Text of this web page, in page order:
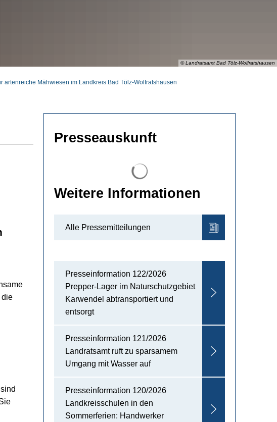
© Landratsamt Bad Tölz-Wolfratshausen
artenreiche Mähwiesen im Landkreis Bad Tölz-Wolfratshausen
die
Presseauskunft
Weitere Informationen
Alle Pressemitteilungen
Presseinformation 122/2026
Prepper-Lager im Naturschutzgebiet
Karwendel abtransportiert und
entsorgt
Presseinformation 121/2026
Landratsamt ruft zu sparsamem
Umgang mit Wasser auf
Presseinformation 120/2026
Landkreisschulen in den
Sommerferien: Handwerker